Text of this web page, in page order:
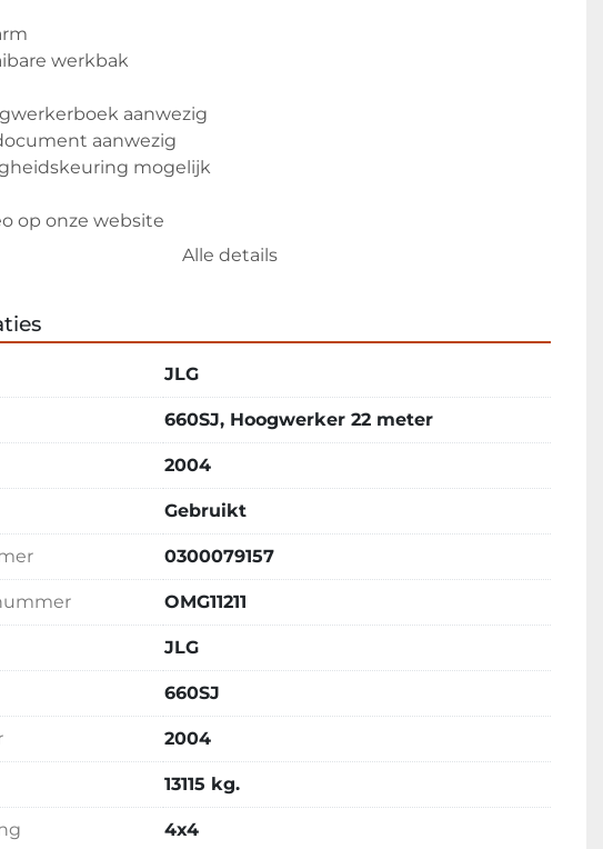
werkbak
aanwezig
aanwezig
mogelijk
op onze website
en transport mogelijkAlle details
JLG
660SJ, Hoogwerker 22 meter
2004
Gebruikt
0300079157
OMG11211
JLG
660SJ
2004
13115 kg.
4x4